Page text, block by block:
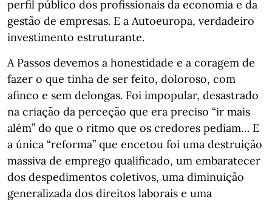
perfil público dos profissionais da economia e da
gestão de empresas. E a Autoeuropa, verdadeiro
investimento estruturante.
A Passos devemos a honestidade e a coragem de
fazer o que tinha de ser feito, doloroso, com
afinco e sem delongas. Foi impopular, desastrado
na criação da perceção que era preciso “ir mais
além” do que o ritmo que os credores pediam… E
a única “reforma” que encetou foi uma destruição
massiva de emprego qualificado, um embaratecer
dos despedimentos coletivos, uma diminuição
generalizada dos direitos laborais e uma